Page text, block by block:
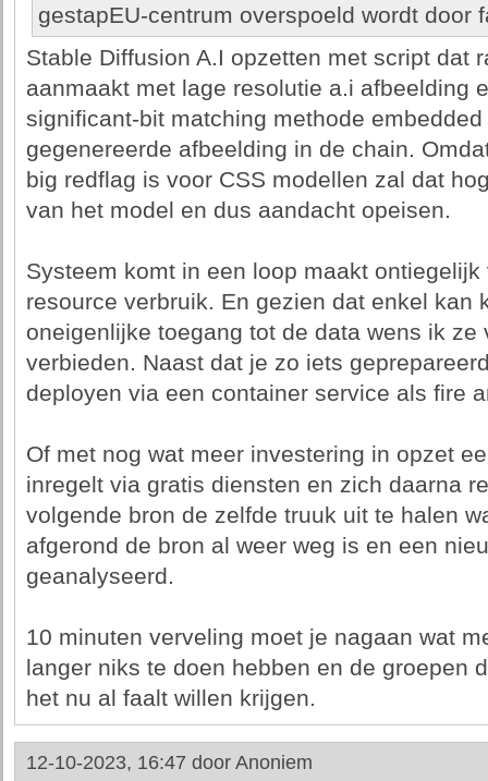
gestapEU-centrum overspoeld wordt door
Stable Diffusion A.I opzetten met script dat
aanmaakt met lage resolutie a.i afbeelding
significant-bit matching methode
gegenereerde afbeelding in de chain.
big redflag is voor CSS modellen zal dat
van het model en dus aandacht opeisen.
Systeem komt in een loop maakt
resource verbruik. En gezien dat enkel kan
oneigenlijke toegang tot de data wens ik ze
verbieden. Naast dat je zo iets
deployen via een container service als fire
Of met nog wat meer investering in opzet
inregelt via gratis diensten en zich daarna
volgende bron de zelfde truuk uit te halen
afgerond de bron al weer weg is en een
geanalyseerd.
10 minuten verveling moet je nagaan wat
langer niks te doen hebben en de groepen
het nu al faalt willen krijgen.
12-10-2023, 16:47 door Anoniem